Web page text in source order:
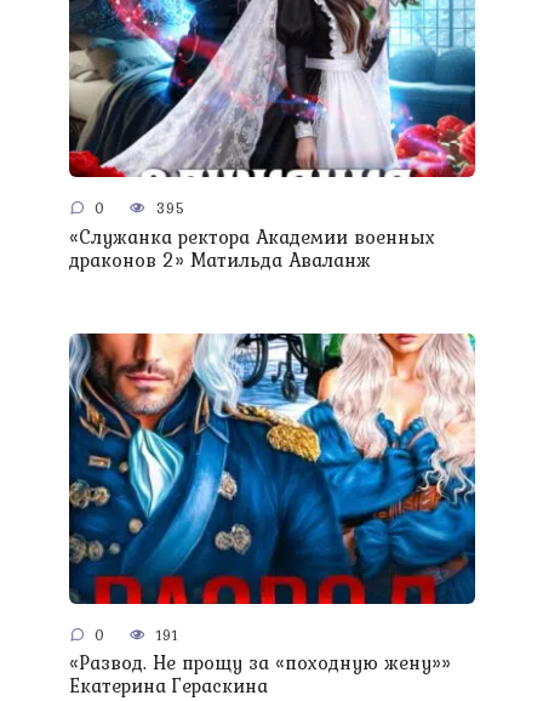
0 395
«Служанка ректора Академии военных
драконов 2» Матильда Аваланж
0 191
«Развод. Не прощу за «походную жену»»
Екатерина Гераскина